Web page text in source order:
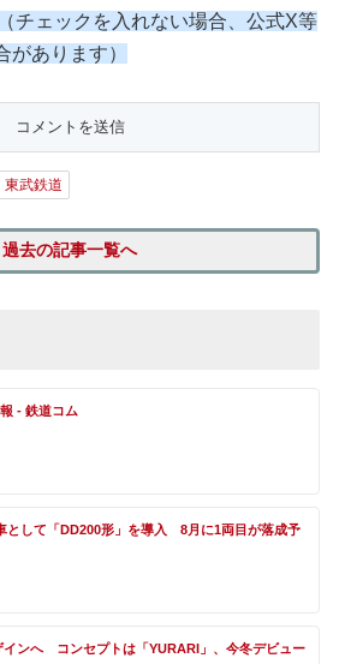
チェックを入れない場合、公式X等
があります）
東武鉄道
過去の記事一覧へ
- 鉄道コム
として「DD200形」を導入 8月に1両目が落成予
インへ コンセプトは「YURARI」、今冬デビュー